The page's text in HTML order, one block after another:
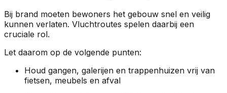
Bij brand moeten bewoners het gebouw snel en veilig
kunnen verlaten. Vluchtroutes spelen daarbij een
cruciale rol.
Let daarom op de volgende punten:
Houd gangen, galerijen en trappenhuizen vrij van
fietsen, meubels en afval